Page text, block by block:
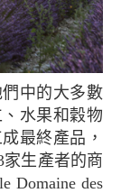
水果和穀物
最終產品，
生產者的商
Domaine des